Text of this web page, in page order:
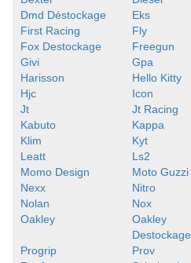
Dmd Déstockage
Eks
First Racing
Fly
Fox Destockage
Freegun
Givi
Gpa
Harisson
Hello Kitty
Hjc
Icon
Jt
Jt Racing
Kabuto
Kappa
Klim
Kyt
Leatt
Ls2
Momo Design
Moto Guzzi
Nexx
Nitro
Nolan
Nox
Oakley
Oakley
Destockage
Progrip
Prov